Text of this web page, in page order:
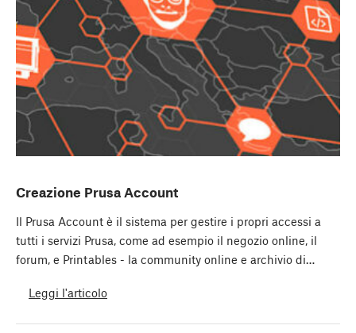
Creazione Prusa Account
Il Prusa Account è il sistema per gestire i propri accessi a
tutti i servizi Prusa, come ad esempio il negozio online, il
forum, e Printables - la community online e archivio di…
Leggi l'articolo